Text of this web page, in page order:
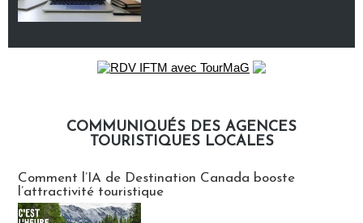
COMMUNIQUÉS DES AGENCES
TOURISTIQUES LOCALES
Comment l’IA de Destination Canada booste
l’attractivité touristique